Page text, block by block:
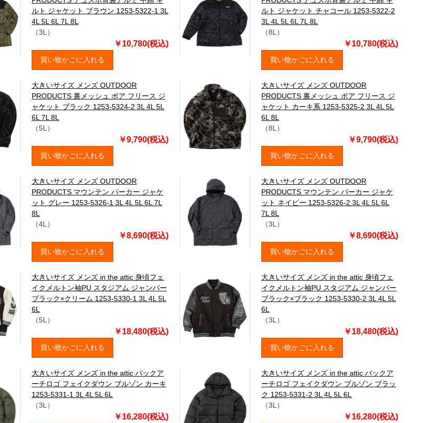
ルト ジャケット ブラウン 1253-5322-1 3L
4L 5L 6L 7L 8L
（3L）
￥10,780(税込)
買い物かごに入れる
ルト ジャケット チャコール 1253-5322-2
3L 4L 5L 6L 7L 8L
（8L）
￥10,780(税込)
買い物かごに入れる
大きいサイズ メンズ OUTDOOR
PRODUCTS 裏メッシュ ボア フリース ジ
ャケット ブラック 1253-5324-2 3L 4L 5L
6L 7L 8L
（5L）
￥9,790(税込)
買い物かごに入れる
大きいサイズ メンズ OUTDOOR
PRODUCTS 裏メッシュ ボア フリース ジ
ャケット カーキ系 1253-5325-2 3L 4L 5L
6L 8L
（8L）
￥9,790(税込)
買い物かごに入れる
大きいサイズ メンズ OUTDOOR
PRODUCTS マウンテン パーカー ジャケ
ット グレー 1253-5326-1 3L 4L 5L 6L 7L
8L
（4L）
￥8,690(税込)
買い物かごに入れる
大きいサイズ メンズ OUTDOOR
PRODUCTS マウンテン パーカー ジャケ
ット ネイビー 1253-5326-2 3L 4L 5L 6L
7L 8L
（3L）
￥8,690(税込)
買い物かごに入れる
大きいサイズ メンズ in the attic 身頃フェ
イクメルトン袖PU スタジアム ジャンパー
ブラック×クリーム 1253-5330-1 3L 4L 5L
6L
（5L）
￥18,480(税込)
買い物かごに入れる
大きいサイズ メンズ in the attic 身頃フェ
イクメルトン袖PU スタジアム ジャンパー
ブラック×ブラック 1253-5330-2 3L 4L 5L
6L
（3L）
￥18,480(税込)
買い物かごに入れる
大きいサイズ メンズ in the attic バックア
ーチロゴ フェイクダウン ブルゾン カーキ
1253-5331-1 3L 4L 5L 6L
（3L）
￥16,280(税込)
大きいサイズ メンズ in the attic バックア
ーチロゴ フェイクダウン ブルゾン ブラッ
ク 1253-5331-2 3L 4L 5L 6L
（3L）
￥16,280(税込)